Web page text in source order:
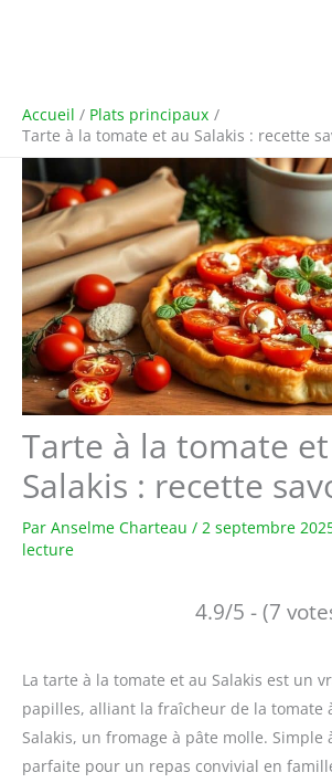
Accueil
Plats principaux
Tarte à la tomate et au Salakis : recette
Tarte à la tomate
Salakis : recette
Par Anselme Charteau / 2 septembre
lecture
4.9/5 - (7
La tarte à la tomate et au Salakis est un
papilles, alliant la fraîcheur de la tomate
Salakis, un fromage à pâte molle. Simple
parfaite pour un repas convivial en